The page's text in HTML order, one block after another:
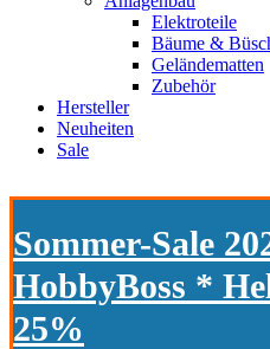
Elektroteile
Bäume &
Geländematten
Zubehör
Hersteller
Neuheiten
Sale
Sommer-Sale
HobbyBoss *
25%